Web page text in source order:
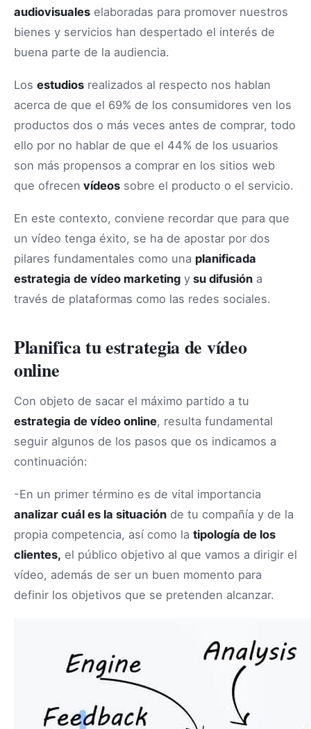
audiovisuales elaboradas para promover nuestros
bienes y servicios han despertado el interés de
buena parte de la audiencia.
Los estudios realizados al respecto nos hablan
acerca de que el 69% de los consumidores ven los
productos dos o más veces antes de comprar, todo
ello por no hablar de que el 44% de los usuarios
son más propensos a comprar en los sitios web
que ofrecen vídeos sobre el producto o el servicio.
En este contexto, conviene recordar que para que
un vídeo tenga éxito, se ha de apostar por dos
pilares fundamentales como una planificada
estrategia de vídeo marketing y su difusión a
través de plataformas como las redes sociales.
Planifica tu estrategia de vídeo
online
Con objeto de sacar el máximo partido a tu
estrategia de vídeo online, resulta fundamental
seguir algunos de los pasos que os indicamos a
continuación:
-En un primer término es de vital importancia
analizar cuál es la situación de tu compañía y de la
propia competencia, así como la tipología de los
clientes, el público objetivo al que vamos a dirigir el
vídeo, además de ser un buen momento para
definir los objetivos que se pretenden alcanzar.